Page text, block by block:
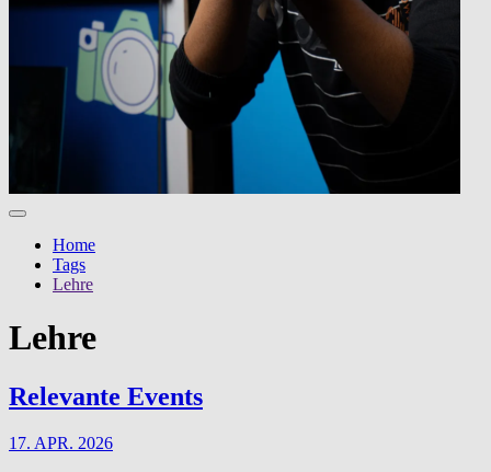
Home
Tags
Lehre
Lehre
Relevante Events
17. APR. 2026